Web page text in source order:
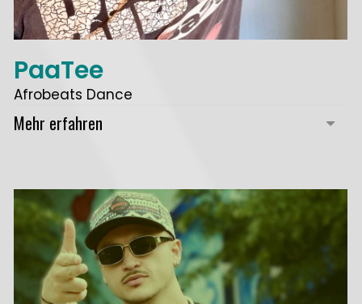
PaaTee
Afrobeats Dance
Mehr erfahren